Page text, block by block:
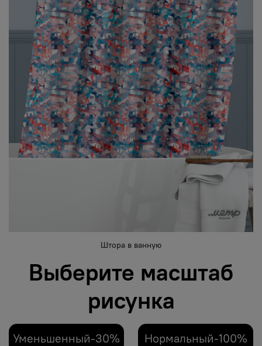
Штора в ванную
Выберите масштаб
рисунка
Уменьшенный-30% Нормальный-100%